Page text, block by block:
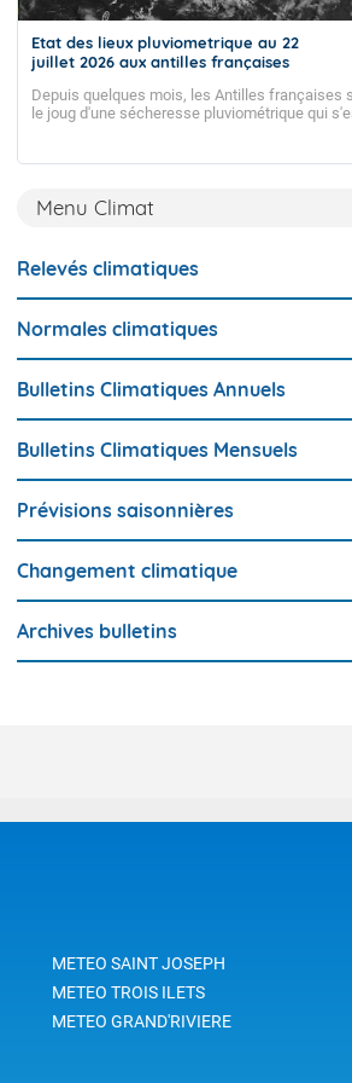
Etat des lieux pluviometrique au 22
juillet 2026 aux antilles françaises
Depuis quelques mois, les Antilles françaises
le joug d'une sécheresse pluviométrique qui
Menu Climat
Relevés climatiques
Normales climatiques
Bulletins Climatiques Annuels
Bulletins Climatiques Mensuels
Prévisions saisonnières
Changement climatique
Archives bulletins
METEO SAINT JOSEPH
METEO TROIS ILETS
METEO GRAND'RIVIERE